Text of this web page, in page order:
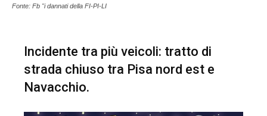
Fonte: Fb "i dannati della FI-PI-LI
Incidente tra più veicoli: tratto di
strada chiuso tra Pisa nord est e
Navacchio.